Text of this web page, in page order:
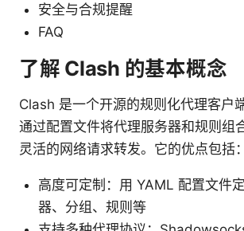
安全与合规提醒
FAQ
了解 Clash 的基本概念
Clash 是一个开源的规则化代理客户
通过配置文件将代理服务器和规则组
灵活的网络请求转发。它的优点包括：
高度可定制：用 YAML 配置文件
器、分组、规则等